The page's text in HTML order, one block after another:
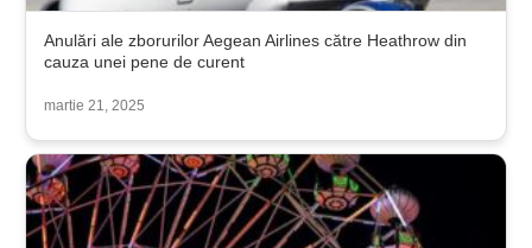
Anulări ale zborurilor Aegean Airlines către Heathrow din
cauza unei pene de curent
martie 21, 2025